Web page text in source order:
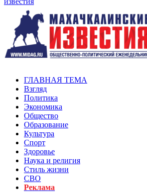
ГЛАВНАЯ ТЕМА
Взгляд
Политика
Экономика
Общество
Образование
Культура
Спорт
Здоровье
Наука и религия
Стиль жизни
СВО
Реклама